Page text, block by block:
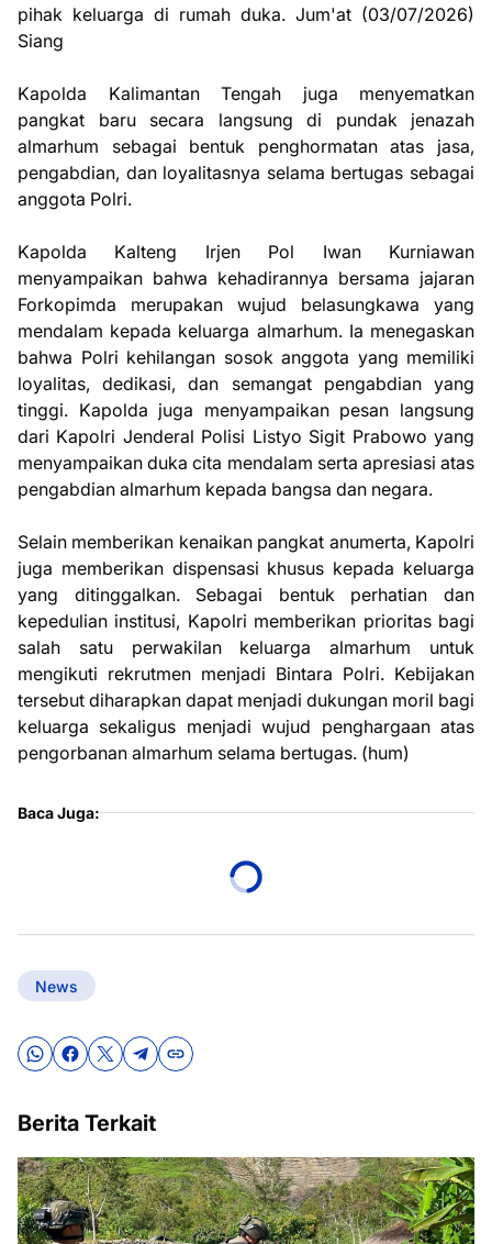
pihak keluarga di rumah duka. Jum'at (03/07/2026)
Siang
Kapolda Kalimantan Tengah juga menyematkan
pangkat baru secara langsung di pundak jenazah
almarhum sebagai bentuk penghormatan atas jasa,
pengabdian, dan loyalitasnya selama bertugas sebagai
anggota Polri.
Kapolda Kalteng Irjen Pol Iwan Kurniawan
menyampaikan bahwa kehadirannya bersama jajaran
Forkopimda merupakan wujud belasungkawa yang
mendalam kepada keluarga almarhum. Ia menegaskan
bahwa Polri kehilangan sosok anggota yang memiliki
loyalitas, dedikasi, dan semangat pengabdian yang
tinggi. Kapolda juga menyampaikan pesan langsung
dari Kapolri Jenderal Polisi Listyo Sigit Prabowo yang
menyampaikan duka cita mendalam serta apresiasi atas
pengabdian almarhum kepada bangsa dan negara.
Selain memberikan kenaikan pangkat anumerta, Kapolri
juga memberikan dispensasi khusus kepada keluarga
yang ditinggalkan. Sebagai bentuk perhatian dan
kepedulian institusi, Kapolri memberikan prioritas bagi
salah satu perwakilan keluarga almarhum untuk
mengikuti rekrutmen menjadi Bintara Polri. Kebijakan
tersebut diharapkan dapat menjadi dukungan moril bagi
keluarga sekaligus menjadi wujud penghargaan atas
pengorbanan almarhum selama bertugas. (hum)
Baca Juga:
News
Berita Terkait